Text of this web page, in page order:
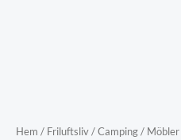
Hem / Friluftsliv/Camping/ Möbler